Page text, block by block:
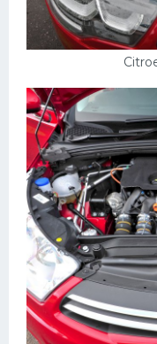
Разное
Автомобили
УРАЛ
Ниссан
Пежо
Ауди
Гараж
Русские авто
Вольво
БМВ